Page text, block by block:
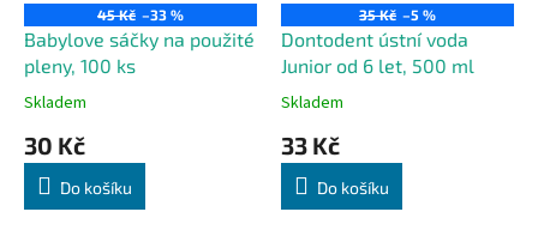
45 Kč –33 %
Babylove sáčky na použité
pleny, 100 ks
Skladem
30 Kč
Do košíku
35 Kč –5 %
Dontodent ústní voda
Junior od 6 let, 500 ml
Skladem
33 Kč
Do košíku